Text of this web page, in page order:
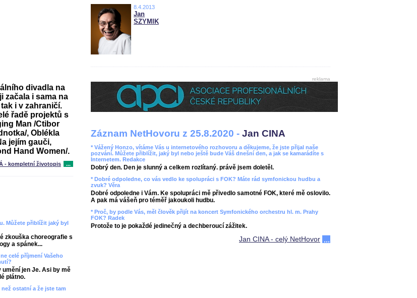
divadla na
začala i sama na
i v zahraničí.
řadě projektů s
Man /Ctibor
, Oblékla
jejím gauči,
Hand Women/.
- kompletní životopis ...
Můžete přiblížit jaký byl
zkouška choreografie s
a spánek...
celé příjmení Vašeho
umění jen Je. Asi by mě
plátno.
ostatní a že jste tam
8.4.2013
Jan
SZYMIK
reklama
Záznam NetHovoru z 25.8.2020 - Jan CINA
* Vážený Honzo, vítáme Vás u internetového rozhovoru a děkujeme, že jste přijal naše
pozvání. Můžete přiblížit, jaký byl nebo ještě bude Váš dnešní den, a jak se kamarádíte s
Internetem. Redakce
Dobrý den. Den je slunný a celkem rozlítaný. právě jsem doletěl.
* Dobré odpoledne, co vás vedlo ke spolupráci s FOK? Máte rád symfonickou hudbu a
zvuk? Věra
Dobré odpoledne i Vám. Ke spolupráci mě přivedlo samotné FOK, které mě oslovilo.
A pak má vášeň pro téměř jakoukoli hudbu.
* Proč, by podle Vás, měl člověk přijít na koncert Symfonického orchestru hl. m. Prahy
FOK? Radek
Protože to je pokaždé jedinečný a dechberoucí zážitek.
Jan CINA - celý NetHovor